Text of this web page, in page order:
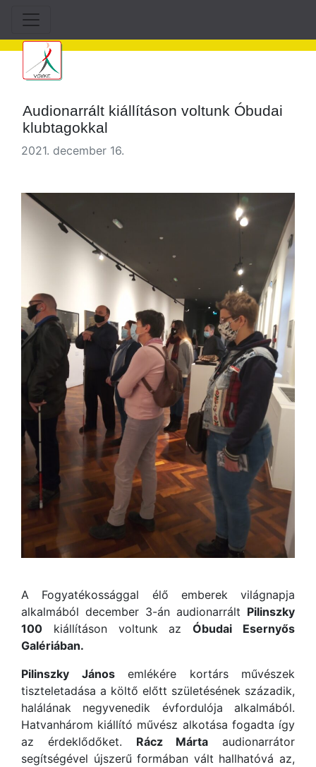
Audionarrált kiállításon voltunk Óbudai
klubtagokkal
2021. december 16.
A Fogyatékossággal élő emberek világnapja
alkalmából december 3-án audionarrált Pilinszky
100 kiállításon voltunk azÓbudai Esernyős
Galériában.
Pilinszky Jánosemlékére kortárs művészek
tiszteletadása a költő előtt születésének századik,
halálának negyvenedik évfordulója alkalmából.
Hatvanhárom kiállító művész alkotása fogadta így
az érdeklődőket. Rácz Márta audionarrátor
segítségével újszerű formában vált hallhatóvá az,